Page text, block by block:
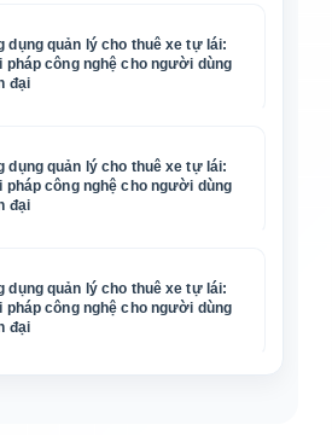
dụng quản lý cho thuê xe tự lái:
pháp công nghệ cho người dùng
đại
dụng quản lý cho thuê xe tự lái:
pháp công nghệ cho người dùng
đại
dụng quản lý cho thuê xe tự lái:
pháp công nghệ cho người dùng
đại